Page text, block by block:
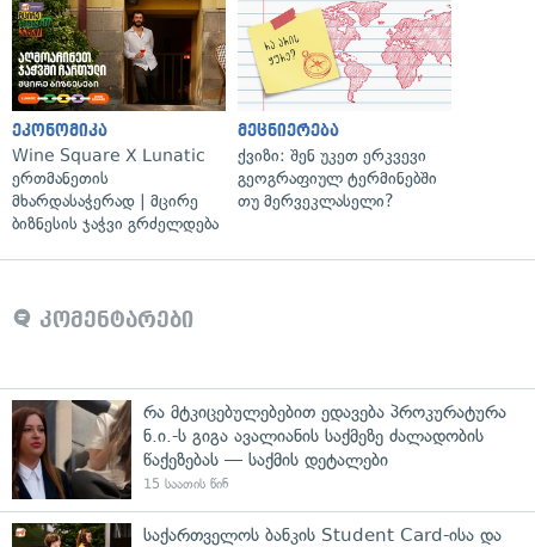
ეკონომიკა
Wine Square X Lunatic
ერთმანეთის
მხარდასაჭერად | მცირე
ბიზნესის ჯაჭვი გრძელდება
მეცნიერება
ქვიზი: შენ უკეთ ერკვევი
გეოგრაფიულ ტერმინებში
თუ მერვეკლასელი?
კომენტარები
რა მტკიცებულებებით ედავება პროკურატურა
ნ.ი.-ს გიგა ავალიანის საქმეზე ძალადობის
წაქეზებას — საქმის დეტალები
15 საათის წინ
საქართველოს ბანკის Student Card-ისა და